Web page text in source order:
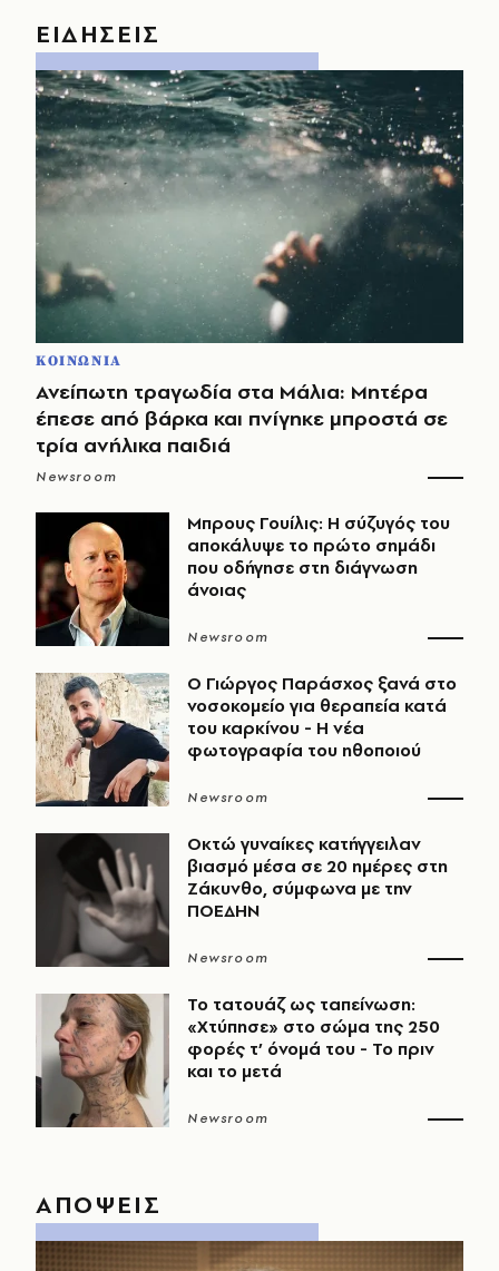
ΕΙΔΗΣΕΙΣ
ΚΟΙΝΩΝΙΑ
Ανείπωτη τραγωδία στα Μάλια: Μητέρα
έπεσε από βάρκα και πνίγηκε μπροστά σε
τρία ανήλικα παιδιά
Newsroom
Μπρους Γουίλις: Η σύζυγός του
αποκάλυψε το πρώτο σημάδι
που οδήγησε στη διάγνωση
άνοιας
Newsroom
O Γιώργος Παράσχος ξανά στο
νοσοκομείο για θεραπεία κατά
του καρκίνου - Η νέα
φωτογραφία του ηθοποιού
Newsroom
Οκτώ γυναίκες κατήγγειλαν
βιασμό μέσα σε 20 ημέρες στη
Ζάκυνθο, σύμφωνα με την
ΠΟΕΔΗΝ
Newsroom
Το τατουάζ ως ταπείνωση:
«Χτύπησε» στο σώμα της 250
φορές τ’ όνομά του - Το πριν
και το μετά
Newsroom
ΑΠΟΨΕΙΣ